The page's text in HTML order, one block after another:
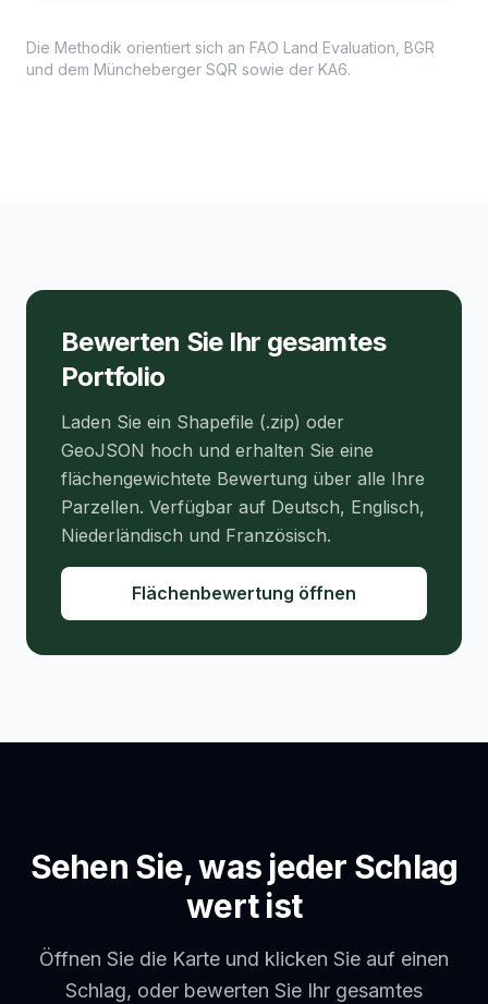
Die Methodik orientiert sich an FAO Land Evaluation, BGR
und dem Müncheberger SQR sowie der KA6.
Bewerten Sie Ihr gesamtes
Portfolio
Laden Sie ein Shapefile (.zip) oder
GeoJSON hoch und erhalten Sie eine
flächengewichtete Bewertung über alle Ihre
Parzellen. Verfügbar auf Deutsch, Englisch,
Niederländisch und Französisch.
Flächenbewertung öffnen
Sehen Sie, was jeder Schlag
wert ist
Öffnen Sie die Karte und klicken Sie auf einen
Schlag, oder bewerten Sie Ihr gesamtes